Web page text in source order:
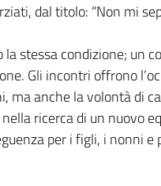
dal titolo: “Non mi
stessa condizione; un
Gli incontri offrono
anche la volontà di
ricerca di un nuovo
per i figli, i nonni